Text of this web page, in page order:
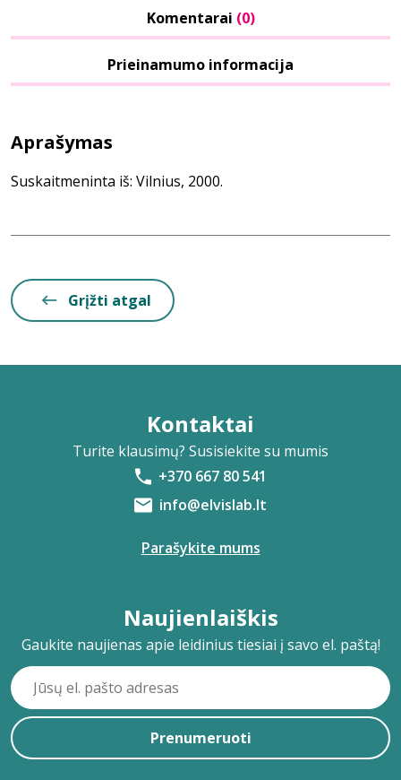
Komentarai (0)
Prieinamumo informacija
Aprašymas
Suskaitmeninta iš: Vilnius, 2000.
Grįžti atgal
Kontaktai
Turite klausimų? Susisiekite su mumis
+370 667 80 541
info@elvislab.lt
Parašykite mums
Naujienlaiškis
Gaukite naujienas apie leidinius tiesiai į savo el. paštą!
Prenumeruoti